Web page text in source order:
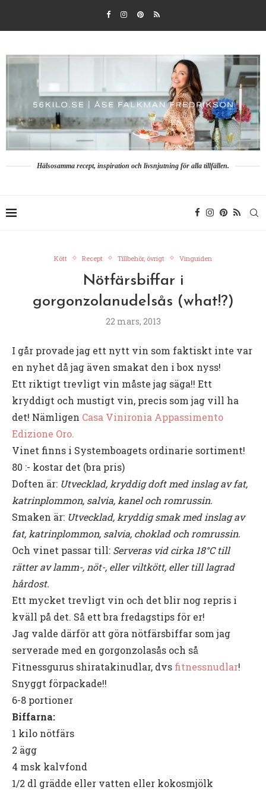
Hälsosamma recept, inspiration och livsnjutning för alla tillfällen.
Kött Recept Tillbehör, övrigt Vinguiden
Nötfärsbiffar i
gorgonzolanudelsås (what!?)
22 mars, 2013
I går provade jag ett nytt vin som faktiskt inte var
en nyhet då jag även smakat den i box nyss!
Ett riktigt trevligt vin måste jag säga!! Ett
kryddigt och mustigt vin, precis som jag vill ha
det! Nämligen Casa Vinironia Appassimento
Edizione Oro.
Vinet finns i Systemboagets ordinarie sortiment!
80 :- kostar det (bra pris)
Doften är: Utvecklad, kryddig doft med inslag av fat,
katrinplommon, salvia, kanel och romrussin.
Smaken är: Utvecklad, kryddig smak med inslag av
fat, katrinplommon, salvia, choklad och romrussin.
Och vinet passar till: Serveras vid cirka 18°C till
rätter av lamm-, nöt-, eller viltkött, eller till lagrad
hårdost.
Ett mycket trevligt vin och det blir nog repris i
kväll på det. Så ett bra fredagstips för er!
Jag valde därför att göra nötfärsbiffar som jag
serverade med en gorgonzolasås och så
Fitnessgurus shiratakinudlar, dvs fitnessnudlar!
Snyggt förpackade!!
6-8 portioner
Biffarna:
1 kilo nötfärs
2 ägg
4 msk kalvfond
1/2 dl grädde eller vatten eller kokosmjölk